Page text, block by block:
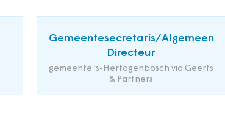
Gemeentesecretaris/Algemeen
Directeur
gemeente 's-Hertogenbosch via Geerts
& Partners